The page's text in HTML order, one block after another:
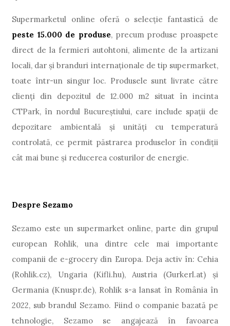
Supermarketul online oferă o selecție fantastică de
peste 15.000 de produse, precum produse proaspete
direct de la fermieri autohtoni, alimente de la artizani
locali, dar și branduri internaționale de tip supermarket,
toate într-un singur loc. Produsele sunt livrate către
clienți din depozitul de 12.000 m2 situat în incinta
CTPark, în nordul Bucureștiului, care include spații de
depozitare ambientală și unități cu temperatură
controlată, ce permit păstrarea produselor în condiții
cât mai bune și reducerea costurilor de energie.
Despre Sezamo
Sezamo este un supermarket online, parte din grupul
european Rohlik, una dintre cele mai importante
companii de e-grocery din Europa. Deja activ în: Cehia
(Rohlik.cz), Ungaria (Kifli.hu), Austria (Gurkerl.at) și
Germania (Knuspr.de), Rohlik s-a lansat în România în
2022, sub brandul Sezamo. Fiind o companie bazată pe
tehnologie, Sezamo se angajează în favoarea